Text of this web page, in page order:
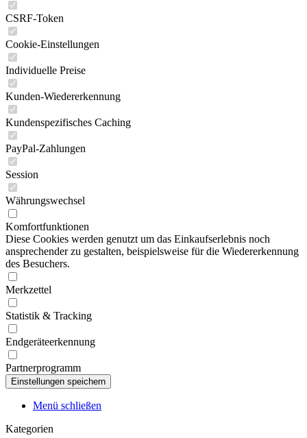
CSRF-Token
Cookie-Einstellungen
Individuelle Preise
Kunden-Wiedererkennung
Kundenspezifisches Caching
PayPal-Zahlungen
Session
Währungswechsel
Komfortfunktionen
Diese Cookies werden genutzt um das Einkaufserlebnis noch
ansprechender zu gestalten, beispielsweise für die Wiedererkennung
des Besuchers.
Merkzettel
Statistik & Tracking
Endgeräteerkennung
Partnerprogramm
Menü schließen
Kategorien